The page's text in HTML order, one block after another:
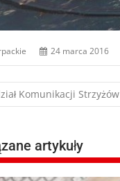
24 marca 2016
Komunikacji Strzyżów
artykuły